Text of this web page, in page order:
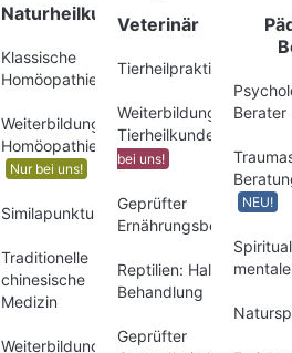
Naturheilkunde
Klassische
Homöopathie
Weiterbildungen
Homöopathie
Nur bei uns!
Similapunktur
Traditionelle
chinesische
Medizin
Weiterbildungen
Veterinär
Tierheilpraktiker
Weiterbildungen
Tierheilkunde
bei uns!
Geprüfter
Ernährungsberater
Reptilien: Haltung &
Behandlung
Geprüfter
Berater
NEU!